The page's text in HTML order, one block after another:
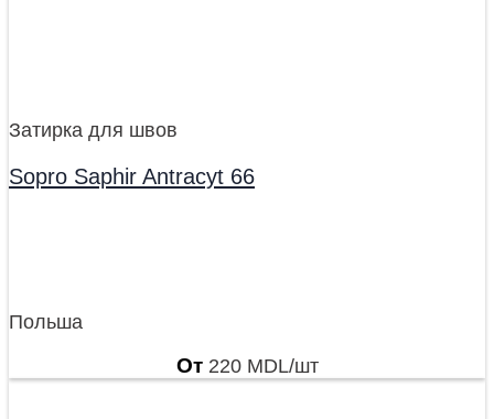
Затирка для швов
Sopro Saphir Antracyt 66
Польша
От 220 MDL/шт